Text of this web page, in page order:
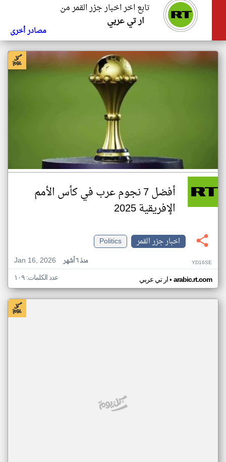
تابع اخر اخبار جزر القمر من
ار تي عربي
مصادر أخرى
أفضل 7 نجوم عرب في كأس الأمم
الإفريقية 2025
اخبار جزر القمر
Politics
Jan 16, 2026
منذ ٦ أشهر YD16SE
ار تي عربي• arabic.rt.com عدد الكلمات: ١٠٩